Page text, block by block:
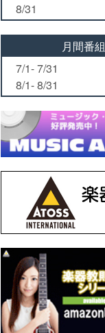
8/31
月間番
7/1- 7/31
8/1- 8/31